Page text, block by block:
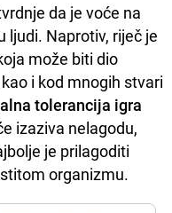
da je voće na
ljudi. Naprotiv, riječ je
može biti dio
i kod mnogih stvari
tolerancija igra
izaziva nelagodu,
je prilagoditi
organizmu.